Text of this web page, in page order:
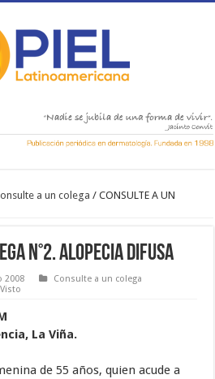
a un colega / CONSULTE A UN
N°2. Alopecia difusa
2008
Consulte a un colega
La Viña.
de 55 años, quien acude a